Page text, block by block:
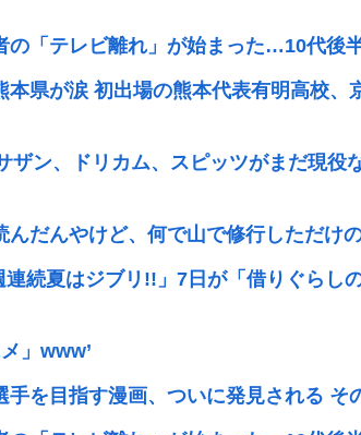
の「テレビ離れ」が始まった…10代後
本県が涙 初出場の熊本代表有明高校
ザン、ドリカム、スピッツがまだ現役
んだんやけど、何で山で修行しただけ
続夏はジブリ!!」7日が「借りぐらし
」www’
を目指す漫画、ついに発見される そ